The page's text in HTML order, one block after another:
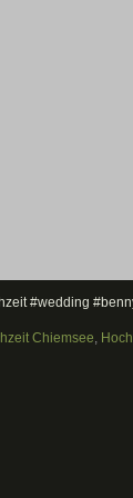
#wedding
Chiemsee,